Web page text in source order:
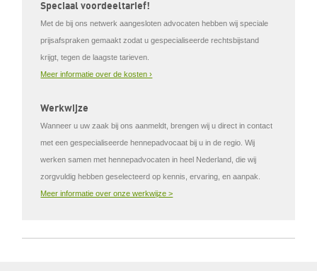
Speciaal voordeeltarief!
Met de bij ons netwerk aangesloten advocaten hebben wij speciale
prijsafspraken gemaakt zodat u gespecialiseerde rechtsbijstand
krijgt, tegen de laagste tarieven.
Meer informatie over de kosten ›
Werkwijze
Wanneer u uw zaak bij ons aanmeldt, brengen wij u direct in contact
met een gespecialiseerde hennepadvocaat bij u in de regio. Wij
werken samen met hennepadvocaten in heel Nederland, die wij
zorgvuldig hebben geselecteerd op kennis, ervaring, en aanpak.
Meer informatie over onze werkwijze >